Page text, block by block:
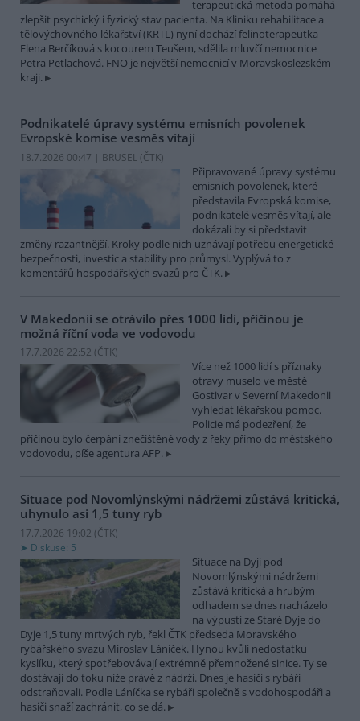
terapeutická metoda pomáhá
zlepšit psychický i fyzický stav pacienta. Na Kliniku rehabilitace a
tělovýchovného lékařství (KRTL) nyní dochází felinoterapeutka
Elena Berčíková s kocourem Teušem, sdělila mluvčí nemocnice
Petra Petlachová. FNO je největší nemocnicí v Moravskoslezském
kraji.
Podnikatelé úpravy systému emisních povolenek
Evropské komise vesměs vítají
18.7.2026 00:47 | BRUSEL (ČTK)
Připravované úpravy systému
emisních povolenek, které
představila Evropská komise,
podnikatelé vesměs vítají, ale
dokázali by si představit
změny razantnější. Kroky podle nich uznávají potřebu energetické
bezpečnosti, investic a stability pro průmysl. Vyplývá to z
komentářů hospodářských svazů pro ČTK.
V Makedonii se otrávilo přes 1000 lidí, příčinou je
možná říční voda ve vodovodu
17.7.2026 22:52 (ČTK)
Více než 1000 lidí s příznaky
otravy muselo ve městě
Gostivar v Severní Makedonii
vyhledat lékařskou pomoc.
Policie má podezření, že
příčinou bylo čerpání znečištěné vody z řeky přímo do městského
vodovodu, píše agentura AFP.
Situace pod Novomlýnskými nádržemi zůstává kritická,
uhynulo asi 1,5 tuny ryb
17.7.2026 19:02 (ČTK)
Diskuse: 5
Situace na Dyji pod
Novomlýnskými nádržemi
zůstává kritická a hrubým
odhadem se dnes nacházelo
na výpusti ze Staré Dyje do
Dyje 1,5 tuny mrtvých ryb, řekl ČTK předseda Moravského
rybářského svazu Miroslav Láníček. Hynou kvůli nedostatku
kyslíku, který spotřebovávají extrémně přemnožené sinice. Ty se
dostávají do toku níže právě z nádrží. Dnes je hasiči s rybáři
odstraňovali. Podle Láníčka se rybáři společně s vodohospodáři a
hasiči snaží zachránit, co se dá.